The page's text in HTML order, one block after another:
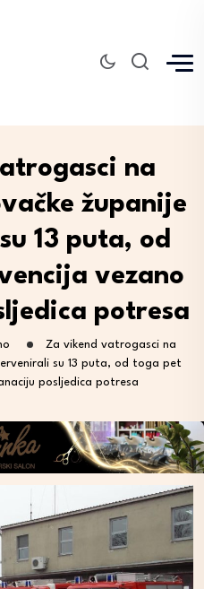
na
županije
13 puta, od
vezano
potresa
Za vikend vatrogasci na
su 13 puta, od toga pet
posljedica potresa